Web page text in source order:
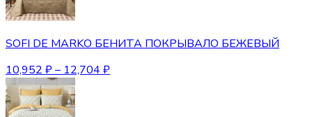
SOFI DE MARKO БЕНИТА ПОКРЫВАЛО БЕЖЕВЫЙ
10,952 ₽– 12,704 ₽